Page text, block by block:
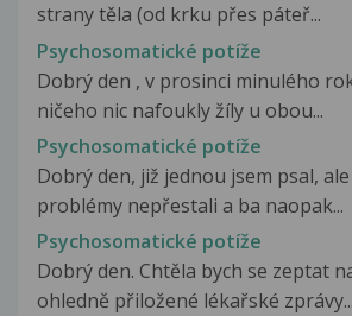
strany těla (od krku přes páteř...
Psychosomatické potíže
Dobrý den , v prosinci minulého
ničeho nic nafoukly žíly u obou...
Psychosomatické potíže
Dobrý den, již jednou jsem psal,
problémy nepřestali a ba naopak...
Psychosomatické potíže
Dobrý den. Chtěla bych se zeptat
ohledně přiložené lékařské zprávy...